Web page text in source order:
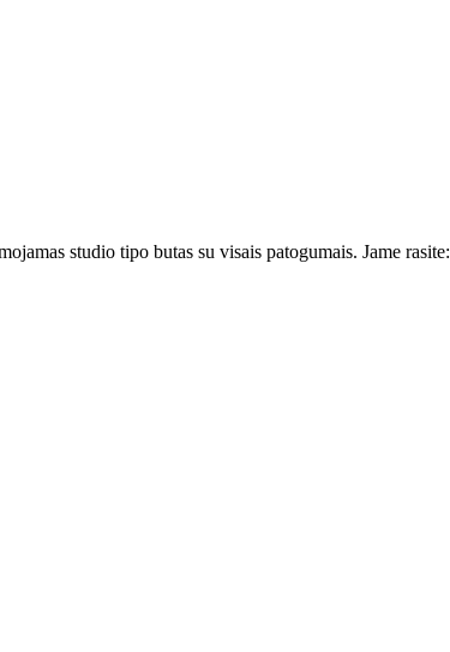
studio tipo butas su visais patogumais. Jame rasite: